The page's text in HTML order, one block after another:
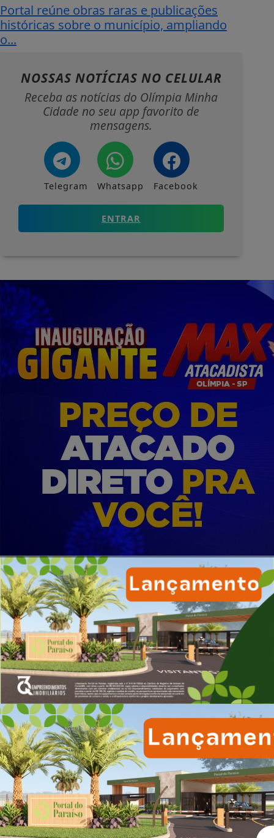
Portal reúne obras raras e publicações
históricas sobre o município, ampliando
o...
NOSSAS NOTÍCIAS NO CELULAR
Receba as notícias do Olímpia Minha
Cidade no seu app favorito de
mensagens.
Telegram Whatsapp Facebook
ENTRAR